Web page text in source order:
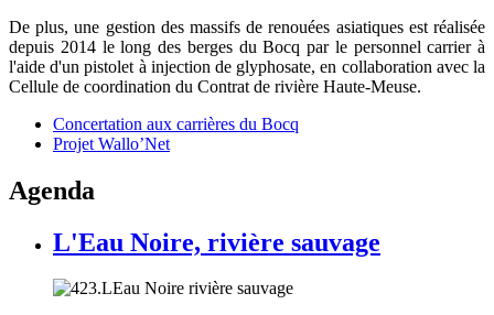
De plus, une gestion des massifs de renouées asiatiques est réalisée
depuis 2014 le long des berges du Bocq par le personnel carrier à
l'aide d'un pistolet à injection de glyphosate, en collaboration avec la
Cellule de coordination du Contrat de rivière Haute-Meuse.
Concertation aux carrières du Bocq
Projet Wallo’Net
Agenda
L'Eau Noire, rivière sauvage